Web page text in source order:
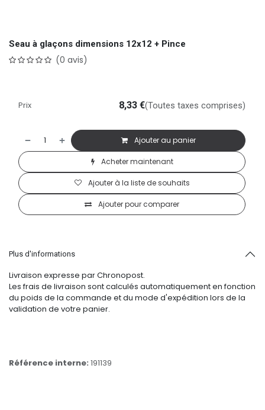
Seau à glaçons dimensions 12x12 + Pince
(0 avis)
Ajouter au panier
Acheter maintenant
Ajouter pour comparer
Ajouter à la liste de souhaits
Prix 8,33 €(Toutes taxes comprises)
Plus d'informations
Livraison expresse par Chronopost.
Les frais de livraison sont calculés automatiquement en fonction
du poids de la commande et du mode d'expédition lors de la
validation de votre panier.
Référence interne: 191139